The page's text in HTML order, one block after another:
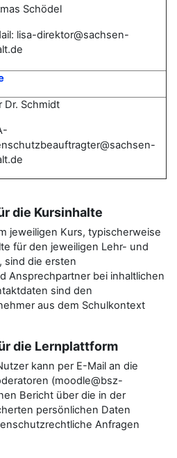
Schödel
lisa-direktor@sachsen-
Dr. Schmidt
die Kursinhalte
jeweiligen Kurs, typischerweise
für den jeweiligen Lehr- und
sind die ersten
Ansprechpartner bei inhaltlichen
sind den
aus dem Schulkontext
die Lernplattform
kann per E-Mail an die
(moodle@bsz-
Bericht über die in der
persönlichen Daten
Anfragen